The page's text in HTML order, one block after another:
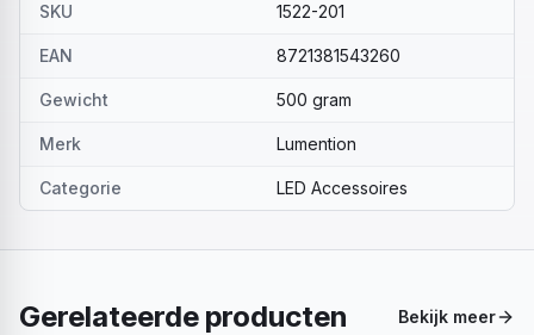
SKU 1522-201
EAN 8721381543260
Gewicht 500 gram
Merk Lumention
Categorie LED Accessoires
Gerelateerde producten Bekijk meer